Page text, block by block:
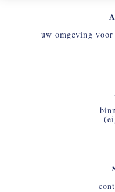
uw omgeving voor